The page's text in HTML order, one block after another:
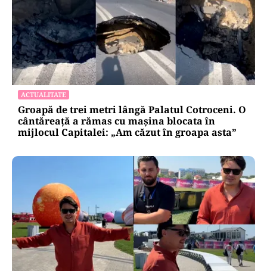
ACTUALITATE
Groapă de trei metri lângă Palatul Cotroceni. O
cântăreață a rămas cu mașina blocata în
mijlocul Capitalei: „Am căzut în groapa asta”